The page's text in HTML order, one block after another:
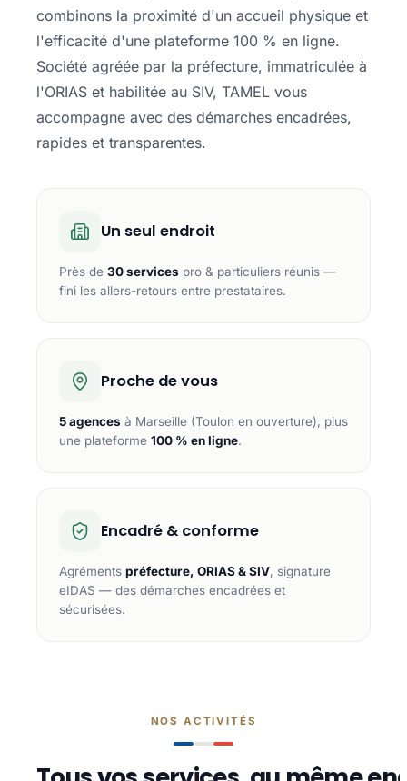
combinons la proximité d'un accueil physique et
l'efficacité d'une plateforme 100 % en ligne.
Société agréée par la préfecture, immatriculée à
l'ORIAS et habilitée au SIV, TAMEL vous
accompagne avec des démarches encadrées,
rapides et transparentes.
Un seul endroit
Près de 30 services pro & particuliers réunis —
fini les allers-retours entre prestataires.
Proche de vous
5 agences à Marseille (Toulon en ouverture), plus
une plateforme 100 % en ligne.
Encadré & conforme
Agréments préfecture, ORIAS & SIV, signature
eIDAS — des démarches encadrées et
sécurisées.
NOS ACTIVITÉS